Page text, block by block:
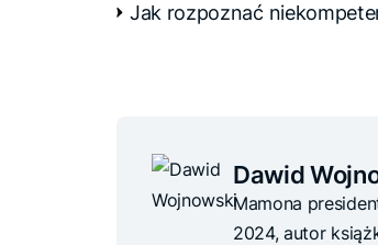
Jak rozpoznać
Dawid
Mamona
2024, autor